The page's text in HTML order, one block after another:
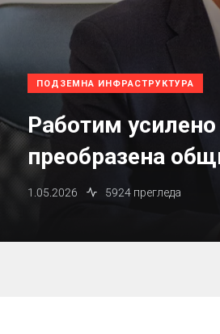
ПОДЗЕМНА ИНФРАСТРУКТУРА
Работим усилено
преобразена
1.05.2026 5924 прегледа